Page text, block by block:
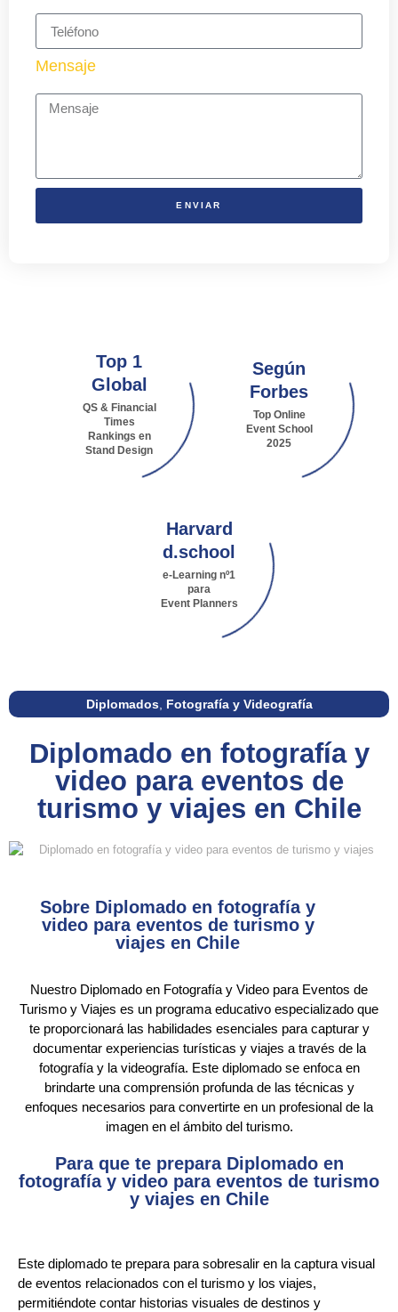
Mensaje
ENVIAR
Top 1
Global
QS & Financial
Times
Rankings en
Stand Design
Según
Forbes
Top Online
Event School
2025
Harvard
d.school
e-Learning nº1
para
Event Planners
Diplomados, Fotografía y Videografía
Diplomado en fotografía y
video para eventos de
turismo y viajes en Chile
Sobre Diplomado en fotografía y
video para eventos de turismo y
viajes en Chile
Nuestro Diplomado en Fotografía y Video para Eventos de
Turismo y Viajes es un programa educativo especializado que
te proporcionará las habilidades esenciales para capturar y
documentar experiencias turísticas y viajes a través de la
fotografía y la videografía. Este diplomado se enfoca en
brindarte una comprensión profunda de las técnicas y
enfoques necesarios para convertirte en un profesional de la
imagen en el ámbito del turismo.
Para que te prepara Diplomado en
fotografía y video para eventos de turismo
y viajes en Chile
Este diplomado te prepara para sobresalir en la captura visual
de eventos relacionados con el turismo y los viajes,
permitiéndote contar historias visuales de destinos y